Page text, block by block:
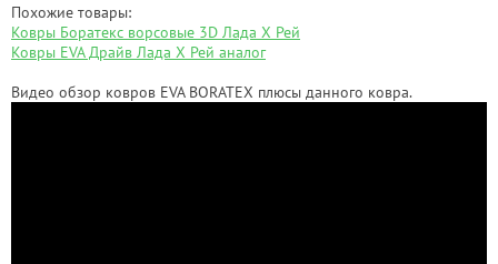
Похожие товары:
Ковры Боратекс ворсовые 3D Лада Х Рей
Ковры EVA Драйв Лада Х Рей аналог
Видео обзор ковров EVA BORATEX плюсы данного ковра.